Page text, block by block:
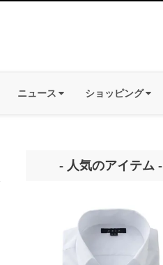
ニュース ショッピング
- 人気のアイテム -